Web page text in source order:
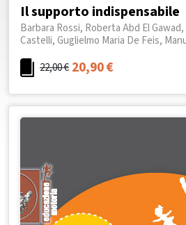
Il supporto indispensabile
Barbara Rossi, Roberta Abd El
Castelli, Guglielmo Maria De Feis,
22,00€ 20,90€